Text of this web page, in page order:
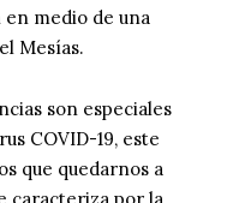
medio de una
Mesías.
son especiales
COVID-19, este
que quedarnos a
caracteriza por la